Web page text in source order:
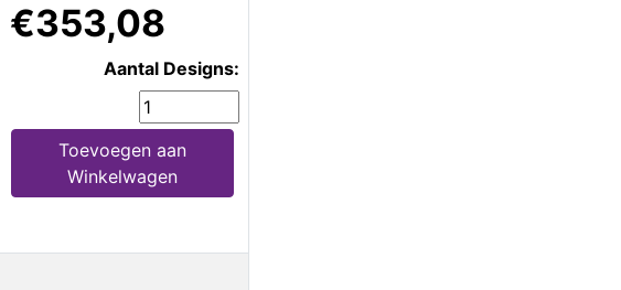
€353,08
Aantal Designs:
Toevoegen aan
Winkelwagen